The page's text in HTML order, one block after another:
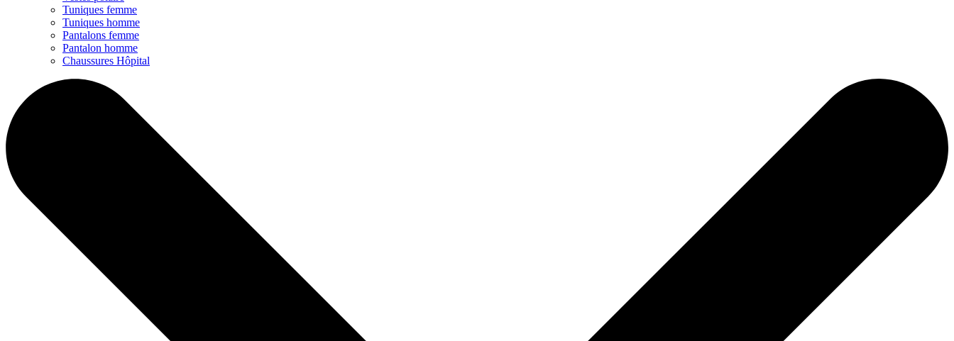
Tuniques femme
Tuniques homme
Pantalons femme
Pantalon homme
Chaussures Hôpital